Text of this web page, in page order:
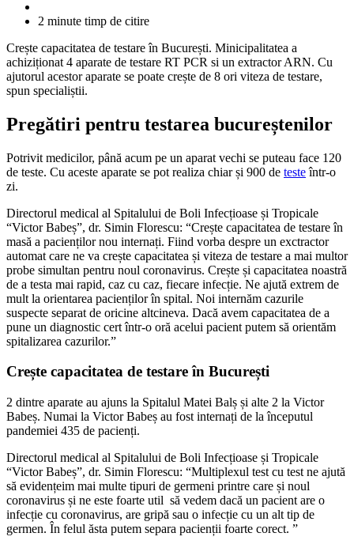
2 minute timp de citire
Crește capacitatea de testare în București. Minicipalitatea a
achiziționat 4 aparate de testare RT PCR si un extractor ARN. Cu
ajutorul acestor aparate se poate crește de 8 ori viteza de testare,
spun specialiștii.
Pregătiri pentru testarea bucureștenilor
Potrivit medicilor, până acum pe un aparat vechi se puteau face 120
de teste. Cu aceste aparate se pot realiza chiar și 900 de testeîntr-o
zi.
Directorul medical al Spitalului de Boli Infecțioase și Tropicale
“Victor Babeș”, dr. Simin Florescu: “Crește capacitatea de testare în
masă a pacienților nou internați. Fiind vorba despre un exctractor
automat care ne va crește capacitatea și viteza de testare a mai multor
probe simultan pentru noul coronavirus. Crește și capacitatea noastră
de a testa mai rapid, caz cu caz, fiecare infecție. Ne ajută extrem de
mult la orientarea pacienților în spital. Noi internăm cazurile
suspecte separat de oricine altcineva. Dacă avem capacitatea de a
pune un diagnostic cert într-o oră acelui pacient putem să orientăm
spitalizarea cazurilor.”
Crește capacitatea de testare în București
2 dintre aparate au ajuns la Spitalul Matei Balș și alte 2 la Victor
Babeș. Numai la Victor Babeș au fost internați de la începutul
pandemiei 435 de pacienți.
Directorul medical al Spitalului de Boli Infecțioase și Tropicale
“Victor Babeș”, dr. Simin Florescu: “Multiplexul test cu test ne ajută
să evidențeim mai multe tipuri de germeni printre care și noul
coronavirus și ne este foarte util să vedem dacă un pacient are o
infecție cu coronavirus, are gripă sau o infecție cu un alt tip de
germen. În felul ăsta putem separa pacienții foarte corect. ”